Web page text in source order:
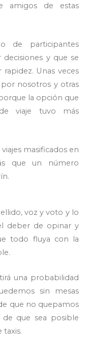
amigos de estas
de participantes
y que se
Unas veces
nosotros y otras
la opción que
viaje tuvo más
masificados en
que un número
voz y voto y lo
deber de opinar y
todo fluya con la
una probabilidad
sin mesas
que no quepamos
que sea posible
taxis.